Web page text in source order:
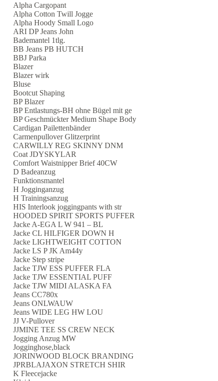
Alpha Cargopant
Alpha Cotton Twill Jogge
Alpha Hoody Small Logo
ARI DP Jeans John
Bademantel 1tlg.
BB Jeans PB HUTCH
BBJ Parka
Blazer
Blazer wirk
Bluse
Bootcut Shaping
BP Blazer
BP Entlastungs-BH ohne Bügel mit ge
BP Geschmückter Medium Shape Body
Cardigan Pailettenbänder
Carmenpullover Glitzerprint
CARWILLY REG SKINNY DNM
Coat JDYSKYLAR
Comfort Waistnipper Brief 40CW
D Badeanzug
Funktionsmantel
H Jogginganzug
H Trainingsanzug
HIS Interlook joggingpants with str
HOODED SPIRIT SPORTS PUFFER
Jacke A-EGA L W 941 – BL
Jacke CL HILFIGER DOWN H
Jacke LIGHTWEIGHT COTTON
Jacke LS P JK Am44y
Jacke Step stripe
Jacke TJW ESS PUFFER FLA
Jacke TJW ESSENTIAL PUFF
Jacke TJW MIDI ALASKA FA
Jeans CC780x
Jeans ONLWAUW
Jeans WIDE LEG HW LOU
JJ V-Pullover
JJMINE TEE SS CREW NECK
Jogging Anzug MW
Jogginghose,black
JORINWOOD BLOCK BRANDING
JPRBLAJAXON STRETCH SHIR
K Fleecejacke